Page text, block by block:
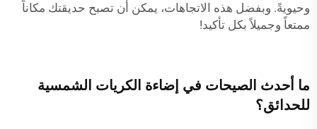
وحيويةً. وبفضل هذه الاتجاهات، يمكن أن تصبح حديقتك مكاناً
ممتعاً وجميلاً بكل تأكيد!
ما أحدث الصيحات في إضاءة الكريات الشمسية
للحدائق؟